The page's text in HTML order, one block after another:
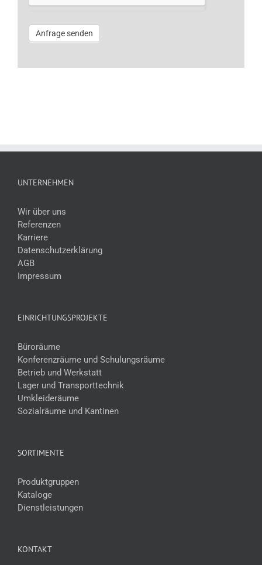
Anfrage senden
UNTERNEHMEN
Wir über uns
Referenzen
Karriere
Datenschutzerklärung
AGB
Impressum
EINRICHTUNGSPROJEKTE
Büroräume
Konferenzräume und Schulungsräume
Betrieb und Werkstatt
Lager und Transporttechnik
Umkleideräume
Sozialräume und Kantinen
SORTIMENTE
Produktgruppen
Kataloge
Dienstleistungen
KONTAKT